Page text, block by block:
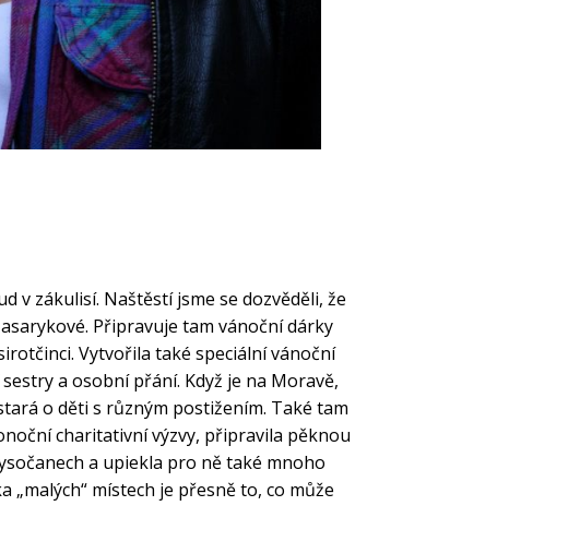
v zákulisí. Naštěstí jsme se dozvěděli, že
Připravuje tam vánoční dárky
Vytvořila také speciální vánoční
a osobní přání. Když je na Moravě,
o děti s různým postižením. Také tam
charitativní výzvy, připravila pěknou
a upiekla pro ně také mnoho
„malých“ místech je přesně to, co může